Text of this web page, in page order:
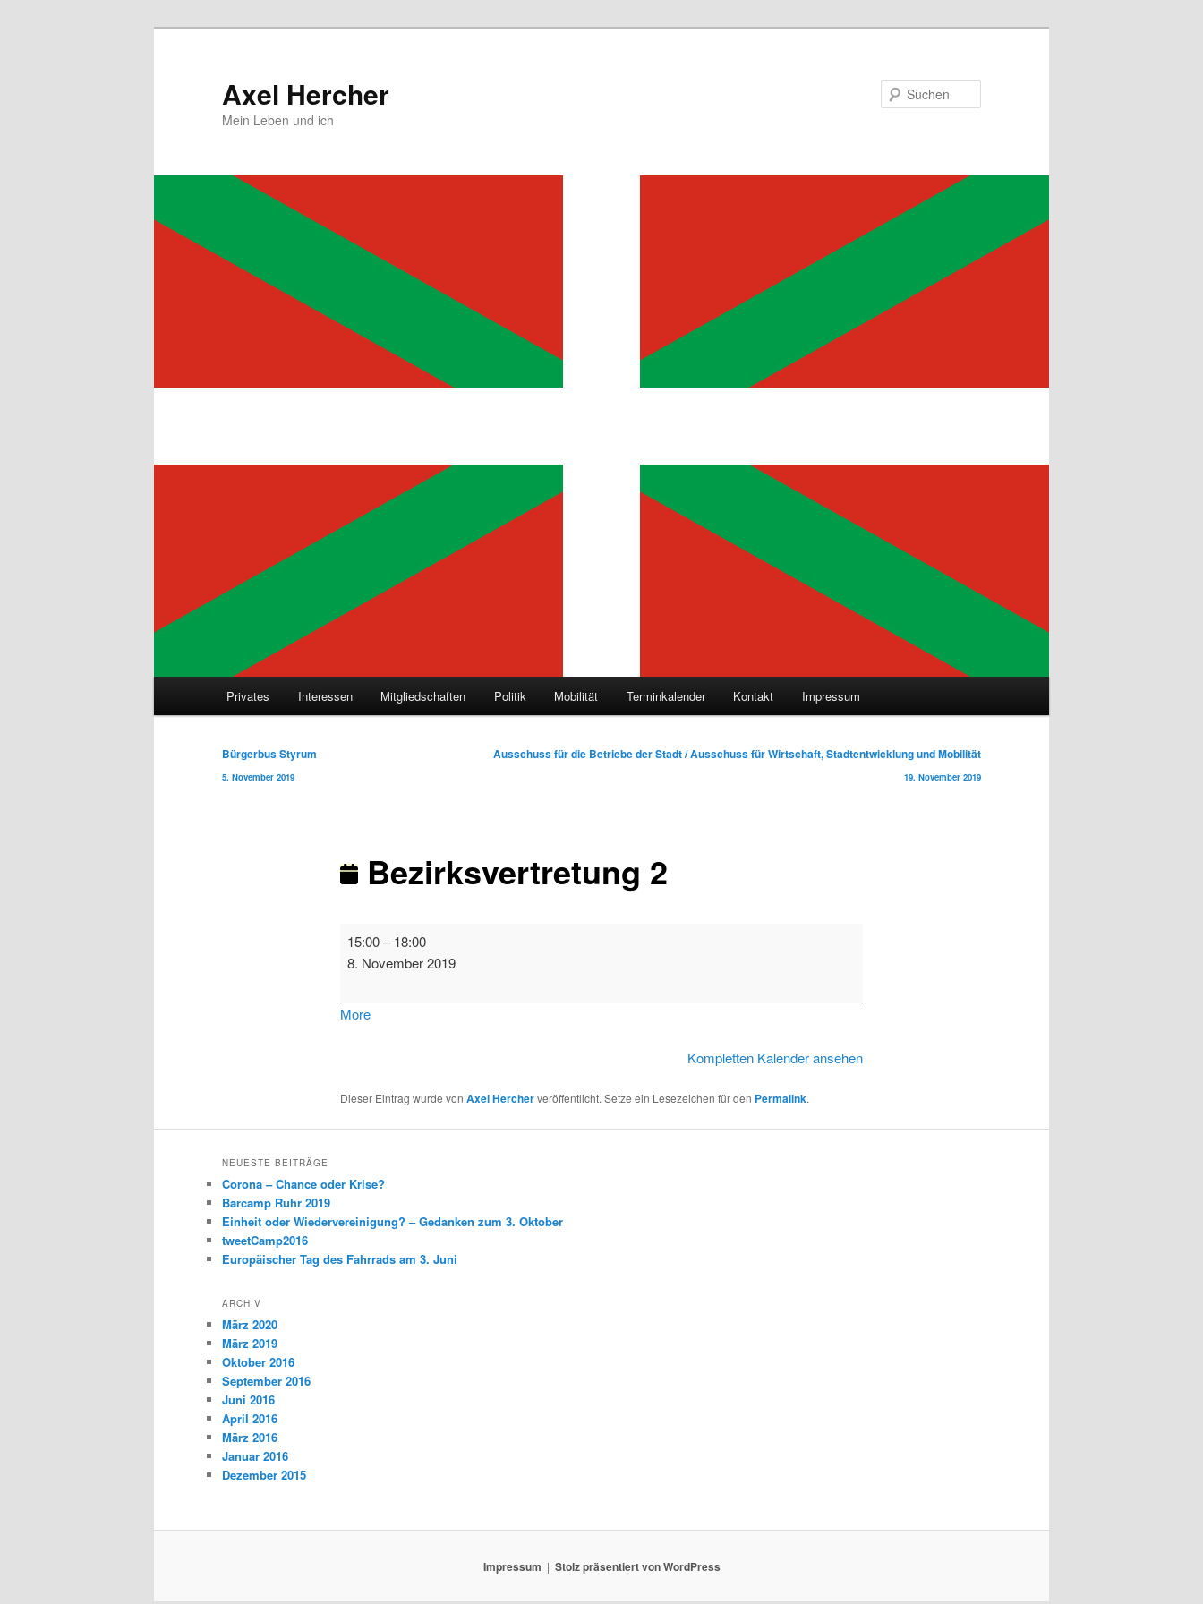
Axel Hercher
Mein Leben und ich
Privates Interessen Mitgliedschaften Politik Mobilität Terminkalender Kontakt Impressum
Beitragsnavigation
Bürgerbus Styrum
5. November 2019
Ausschuss für die Betriebe der Stadt / Ausschuss für Wirtschaft, Stadtentwicklung und Mobilität
19. November 2019
Bezirksvertretung 2
Bezirksvertretung
15:00–18:00
8. November 2019
Moreabout
Kompletten Kalender ansehen
Dieser Eintrag wurde von Axel Hercherveröffentlicht. Setze ein Lesezeichen für den Permalink.
NEUESTE BEITRÄGE
Corona – Chance oder Krise?
Barcamp Ruhr 2019
Einheit oder Wiedervereinigung? – Gedanken zum 3. Oktober
tweetCamp2016
Europäischer Tag des Fahrrads am 3. Juni
ARCHIV
März 2020
März 2019
Oktober 2016
September 2016
Juni 2016
April 2016
März 2016
Januar 2016
Dezember 2015
Impressum Stolz präsentiert von WordPress